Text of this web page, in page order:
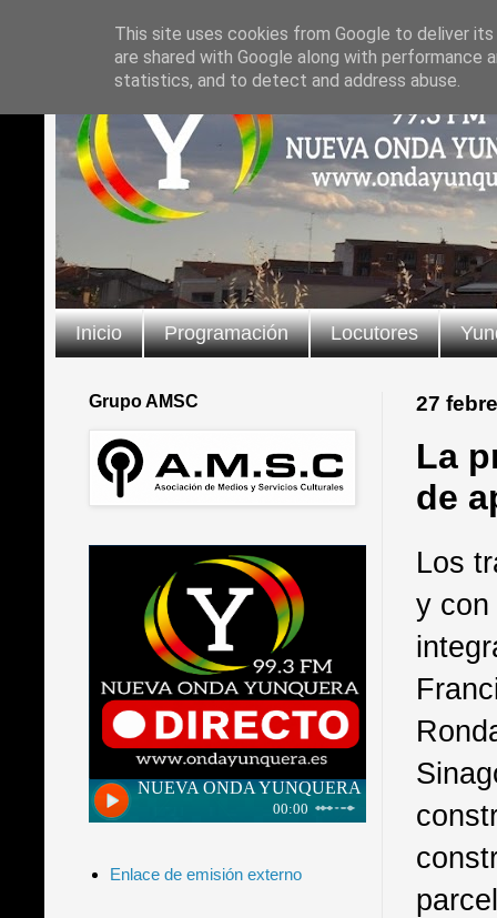
Inicio Programación Locutores
27
La
de
Los
y con
Grupo AMSC
Enlace de emisión externo
This site uses cookies from Google to deliver
are shared with Google along with
statistics, and to detect and address abuse.